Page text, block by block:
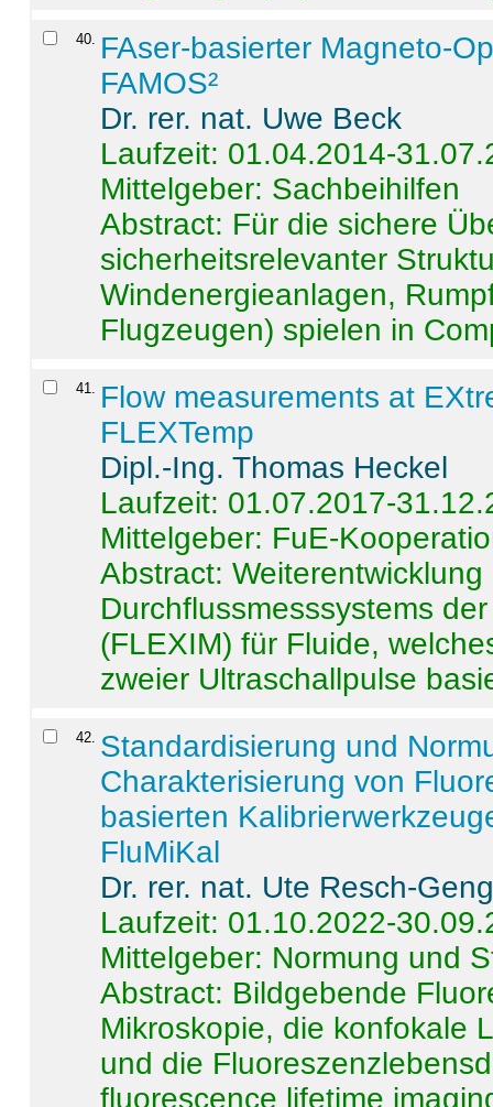
40. FAser-basierter Magneto-
FAMOS²
Dr. rer. nat. Uwe Beck
Laufzeit: 01.04.2014-
Mittelgeber: Sachbeihilfen
Abstract: Für die sichere
sicherheitsrelevanter
Windenergieanlagen,
Flugzeugen) spielen in
41. Flow measurements at
FLEXTemp
Dipl.-Ing. Thomas Heckel
Laufzeit: 01.07.2017-
Mittelgeber: FuE-
Abstract:
Durchflussmesssystems
(FLEXIM) für Fluide,
zweier Ultraschallpulse
42. Standardisierung und
Charakterisierung von
basierten
FluMiKal
Dr. rer. nat. Ute Resch-
Laufzeit: 01.10.2022-
Mittelgeber: Normung und
Abstract: Bildgebende
Mikroskopie, die konfokale
und die
fluorescence lifetime